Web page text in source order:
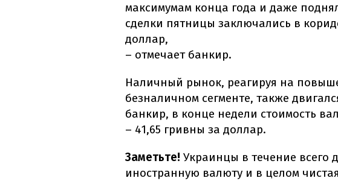
максимумам конца года и даже
сделки пятницы заключались в
доллар,
– отмечает банкир.
Наличный рынок, реагируя на
безналичном сегменте, также
банкир, в конце недели стоимость
– 41,65 гривны за доллар.
Заметьте! Украинцы в течение всего
иностранную валюту и в целом